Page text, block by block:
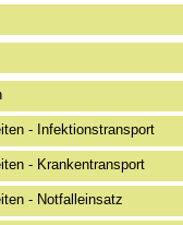
- Infektionstransport
- Krankentransport
- Notfalleinsatz